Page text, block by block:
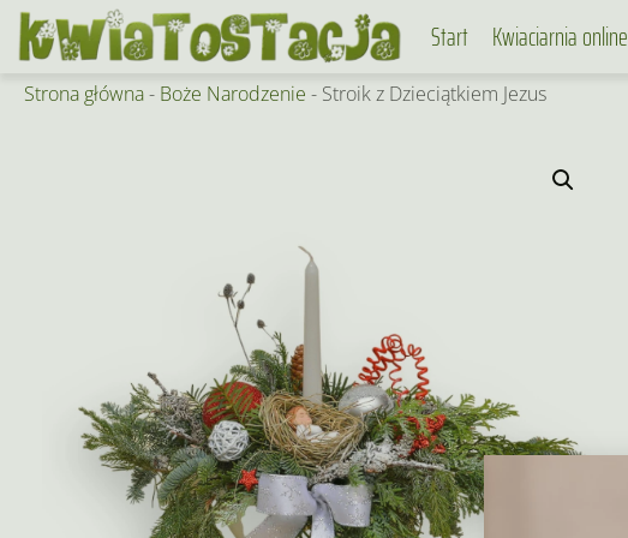
Skip
Start Kwiaciarnia online
Strona główna- Boże Narodzenie - Stroik z Dzieciątkiem Jezus